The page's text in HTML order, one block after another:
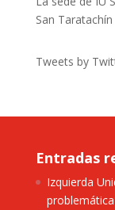
San Taratachín
Tweets by
Entradas
Izquierda